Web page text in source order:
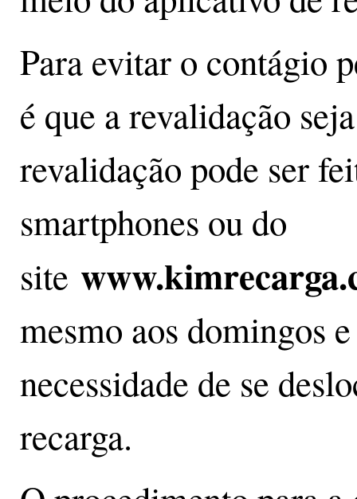
Para evitar o contágio
é que a revalidação
revalidação pode ser
smartphones ou do
site
mesmo aos domingos
necessidade de se
recarga.